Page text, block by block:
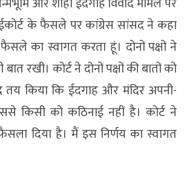
के फैसले पर कांग्रेस सांसद ने कहा
का स्वागत करता हूं। दोनों पक्षों ने
रखी। कोर्ट ने दोनों पक्षों की बातों को
किया कि ईदगाह और मंदिर अपनी-
किसी को कठिनाई नहीं है। कोर्ट ने
दिया है। मैं इस निर्णय का स्वागत